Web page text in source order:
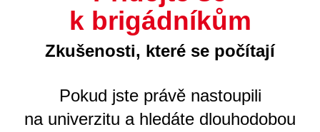
k brigádníkům
Zkušenosti, které se počítají
Pokud jste právě nastoupili
na univerzitu a hledáte dlouhodobou